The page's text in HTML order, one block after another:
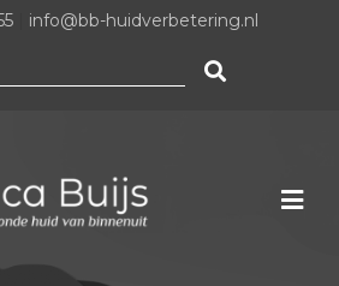
info@bb-huidverbetering.nl